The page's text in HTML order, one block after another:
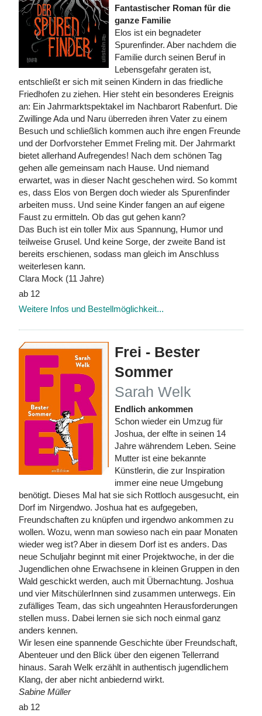
Fantastischer Roman für die
ganze Familie
Elos ist ein begnadeter
Spurenfinder. Aber nachdem die
Familie durch seinen Beruf in
Lebensgefahr geraten ist,
entschließt er sich mit seinen Kindern in das friedliche
Friedhofen zu ziehen. Hier steht ein besonderes Ereignis
an: Ein Jahrmarktspektakel im Nachbarort Rabenfurt. Die
Zwillinge Ada und Naru überreden ihren Vater zu einem
Besuch und schließlich kommen auch ihre engen Freunde
und der Dorfvorsteher Emmet Freling mit. Der Jahrmarkt
bietet allerhand Aufregendes! Nach dem schönen Tag
gehen alle gemeinsam nach Hause. Und niemand
erwartet, was in dieser Nacht geschehen wird. So kommt
es, dass Elos von Bergen doch wieder als Spurenfinder
arbeiten muss. Und seine Kinder fangen an auf eigene
Faust zu ermitteln. Ob das gut gehen kann?
Das Buch ist ein toller Mix aus Spannung, Humor und
teilweise Grusel. Und keine Sorge, der zweite Band ist
bereits erschienen, sodass man gleich im Anschluss
weiterlesen kann.
Clara Mock (11 Jahre)
ab 12
Weitere Infos und Bestellmöglichkeit...
Frei - Bester
Sommer
Sarah Welk
Endlich ankommen
Schon wieder ein Umzug für
Joshua, der elfte in seinen 14
Jahre währendem Leben. Seine
Mutter ist eine bekannte
Künstlerin, die zur Inspiration
immer eine neue Umgebung
benötigt. Dieses Mal hat sie sich Rottloch ausgesucht, ein
Dorf im Nirgendwo. Joshua hat es aufgegeben,
Freundschaften zu knüpfen und irgendwo ankommen zu
wollen. Wozu, wenn man sowieso nach ein paar Monaten
wieder weg ist? Aber in diesem Dorf ist es anders. Das
neue Schuljahr beginnt mit einer Projektwoche, in der die
Jugendlichen ohne Erwachsene in kleinen Gruppen in den
Wald geschickt werden, auch mit Übernachtung. Joshua
und vier MitschülerInnen sind zusammen unterwegs. Ein
zufälliges Team, das sich ungeahnten Herausforderungen
stellen muss. Dabei lernen sie sich noch einmal ganz
anders kennen.
Wir lesen eine spannende Geschichte über Freundschaft,
Abenteuer und den Blick über den eigenen Tellerrand
hinaus. Sarah Welk erzählt in authentisch jugendlichem
Klang, der aber nicht anbiedernd wirkt.
Sabine Müller
ab 12